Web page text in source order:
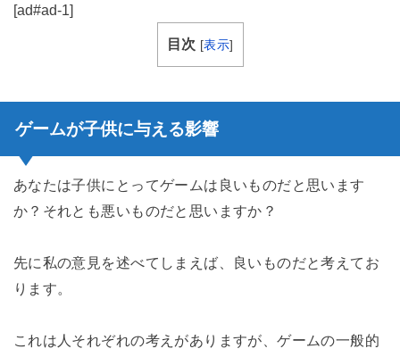
[ad#ad-1]
目次 [表示]
ゲームが子供に与える影響
あなたは子供にとってゲームは良いものだと思います
か？それとも悪いものだと思いますか？
先に私の意見を述べてしまえば、良いものだと考えてお
ります。
これは人それぞれの考えがありますが、ゲームの一般的